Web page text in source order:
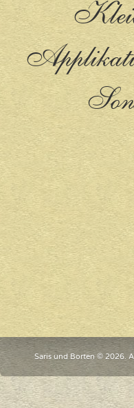
Saris und Borten © 2026.